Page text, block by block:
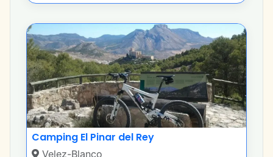
Camping El Pinar del Rey
Velez-Blanco